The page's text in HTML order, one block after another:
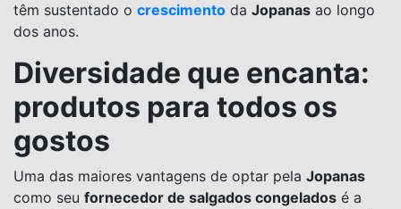
têm sustentado o crescimento da Jopanas ao longo
dos anos.
Diversidade que encanta:
produtos para todos os
gostos
Uma das maiores vantagens de optar pela Jopanas
como seu fornecedor de salgados congelados é a